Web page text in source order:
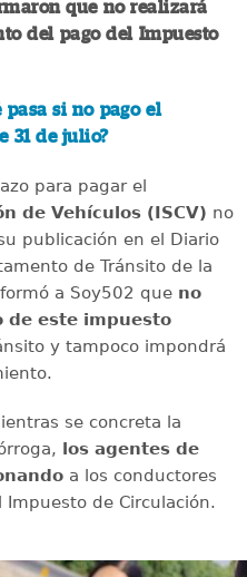
que no realizará
del pago del Impuesto
pasa si no pago el
31 de julio?
para pagar el
de Vehículos (ISCV) no
publicación en el Diario
de Tránsito de la
a Soy502 que no
de este impuesto
y tampoco impondrá
se concreta la
los agentes de
a los conductores
de Circulación.